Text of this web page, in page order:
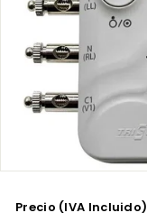
Precio (IVA Incluido)